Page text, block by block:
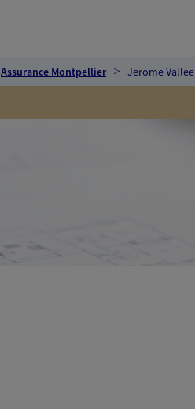
Assurance Montpellier Jerome Vallee